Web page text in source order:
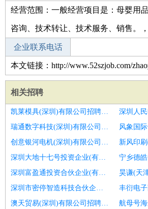
经营范围：一般经营项目是：母婴用
咨询、技术转让、技术服务、销售。
企业联系电话
本文链接：http://www.52szjob.com/
相关招聘
凯莱模具(深圳)有限公司招聘成本会计
瑞通数字科技(深圳)有限公司招聘日照市招聘会计1人
创意银河电机(深圳)有限公司招聘成本会计
深圳大地十七号投资企业(有限合伙)招聘会计经理主管
深圳富盈通投资合伙企业(有限合伙)招聘会计讲师
深圳市密停智造科技合伙企业(有限合伙)招聘会计
澳天贸易(深圳)有限公司招聘费用会计